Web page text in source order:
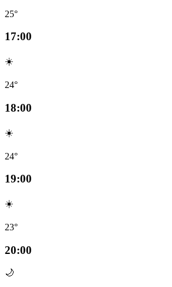
25°
17:00
☀️
24°
18:00
☀️
24°
19:00
☀️
23°
20:00
🌙